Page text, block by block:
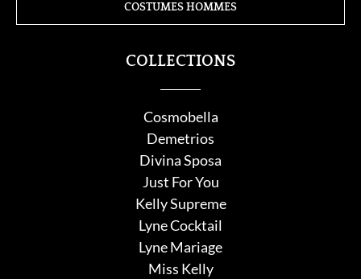
COLLECTIONS
Cosmobella
Demetrios
Divina Sposa
Just For You
Kelly Supreme
Lyne Cocktail
Lyne Mariage
Miss Kelly
COSTUMES HOMMES